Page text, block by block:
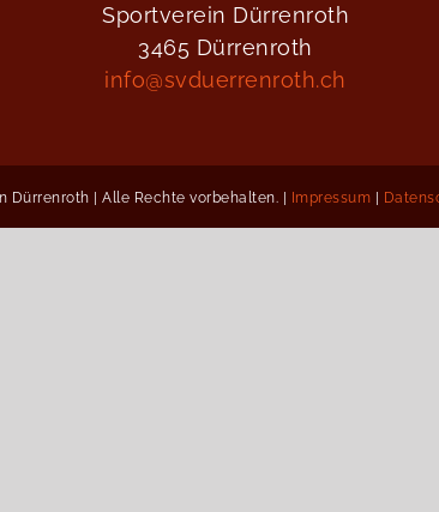
Sportverein Dürrenroth
3465 Dürrenroth
info@svduerrenroth.ch
Dürrenroth | Alle Rechte vorbehalten. | Impressum |